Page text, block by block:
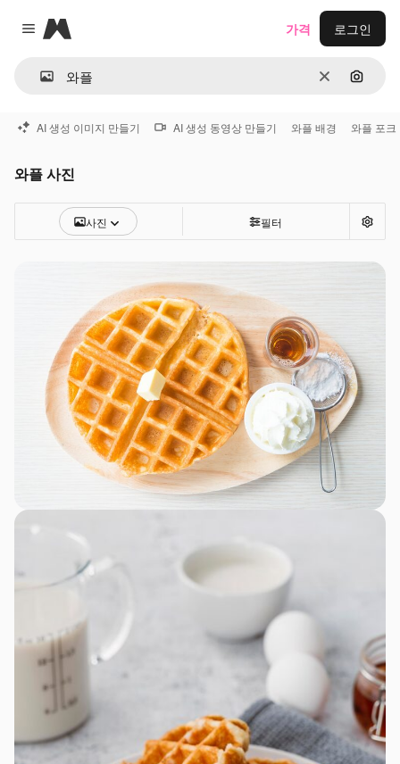
Close menu
Magnific
지우기이미지
가격 로그인
AI 생성 이미지 만들기 AI 생성 동영상 만들기 와플 배경 와플 포크
와플 사진
사진 필터